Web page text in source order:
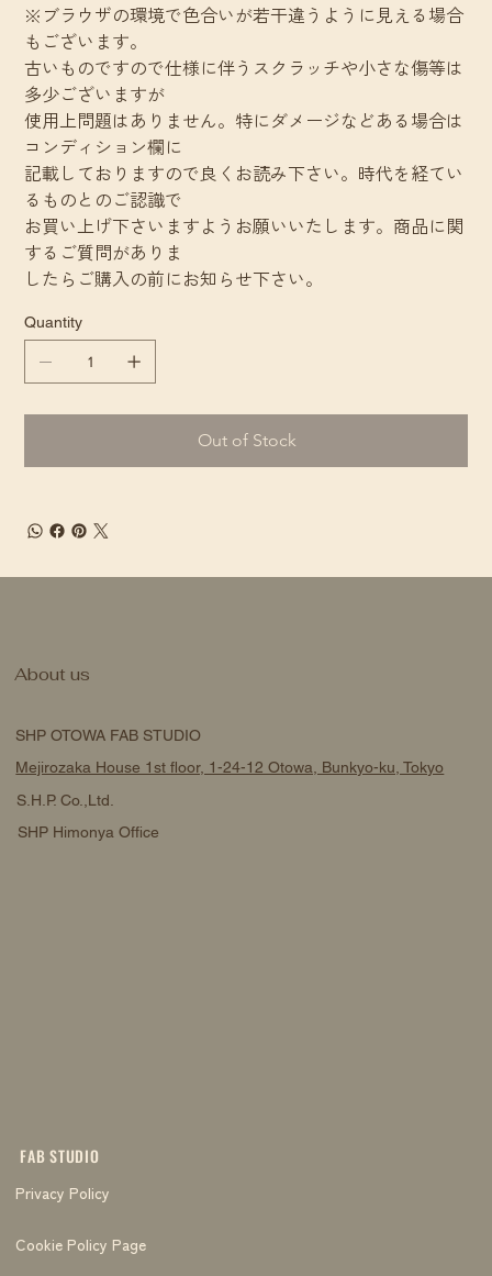
※ブラウザの環境で色合いが若干違うように見える場合
もございます。
古いものですので仕様に伴うスクラッチや小さな傷等は
多少ございますが
使用上問題はありません。特にダメージなどある場合は
コンディション欄に
記載しておりますので良くお読み下さい。時代を経てい
るものとのご認識で
お買い上げ下さいますようお願いいたします。商品に関
するご質問がありま
したらご購入の前にお知らせ下さい。
Quantity
Out of Stock
FAB STUDIO
Privacy Policy
Cookie Policy Page
SHP OTOWA FAB STUDIO
Mejirozaka House 1st floor, 1-24-12 Otowa, Bunkyo-ku, Tokyo
S.H.P. Co.,Ltd.
SHP Himonya Office
About us